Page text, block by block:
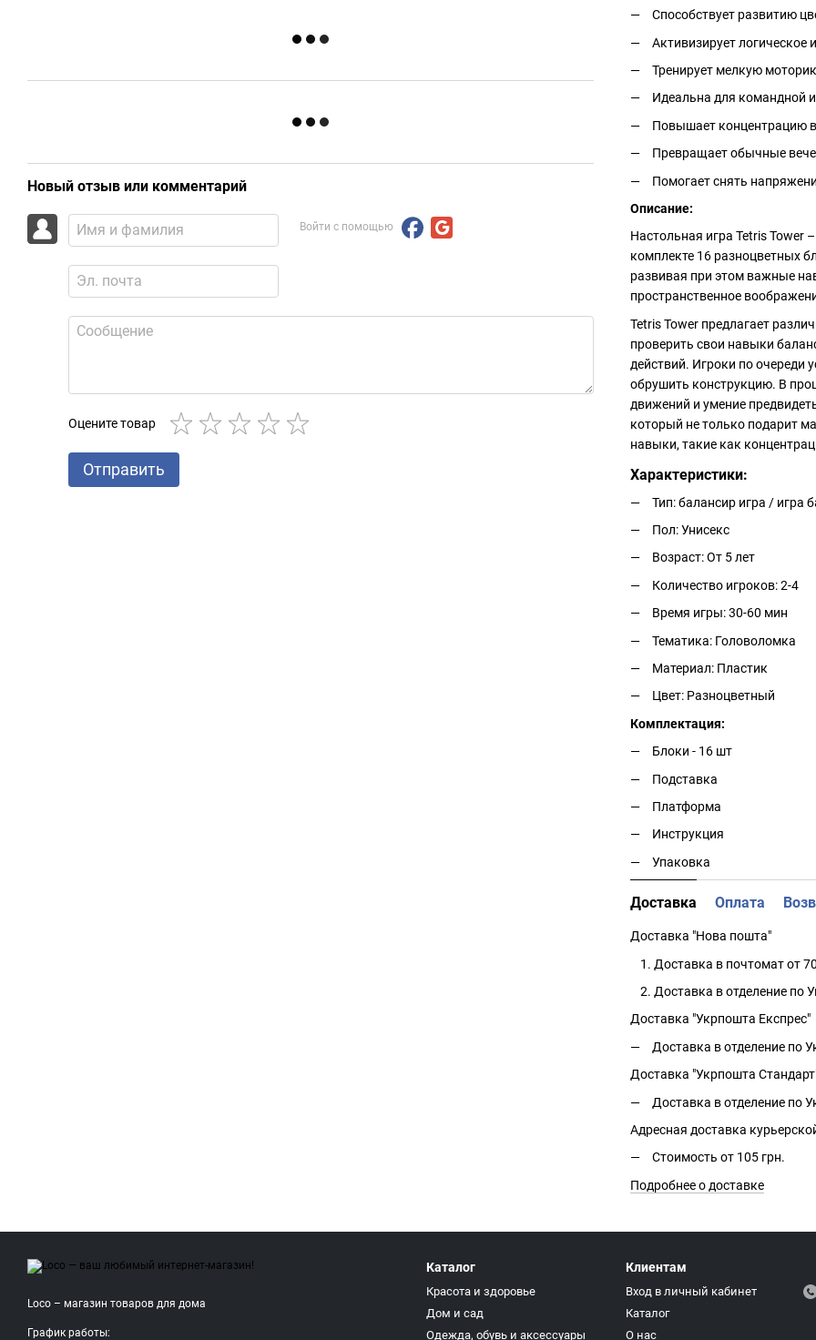
Новый отзыв или комментарий
Войти с помощью
Оцените товар
Отправить
Способствует развитию
Активизирует
Тренирует мелкую
Идеальна для командной
Повышает концентрацию
Превращает обычные
Помогает снять
Описание:
Настольная игра Tetris Tower
комплекте 16 разноцветных
развивая при этом важные
пространственное
Tetris Tower предлагает
проверить свои навыки
действий. Игроки по очереди
обрушить конструкцию. В
движений и умение
который не только подарит
навыки, такие как
Характеристики:
Тип: балансир игра / игра
Пол: Унисекс
Возраст: От 5 лет
Количество игроков: 2-4
Время игры: 30-60 мин
Тематика: Головоломка
Материал: Пластик
Цвет: Разноцветный
Комплектация:
Блоки - 16 шт
Подставка
Платформа
Инструкция
Упаковка
Доставка Оплата
Доставка "Нова пошта"
Доставка в почтомат от
Доставка в отделение по
Доставка "Укрпошта Експрес"
Доставка в отделение по
Доставка "Укрпошта
Доставка в отделение по
Адресная доставка
Стоимость от 105 грн.
Подробнее о доставке
Loco – магазин товаров для дома
График работы:
Каталог
Красота и здоровье
Дом и сад
Одежда, обувь и аксессуары
Клиентам
Вход в личный кабинет
Каталог
О нас